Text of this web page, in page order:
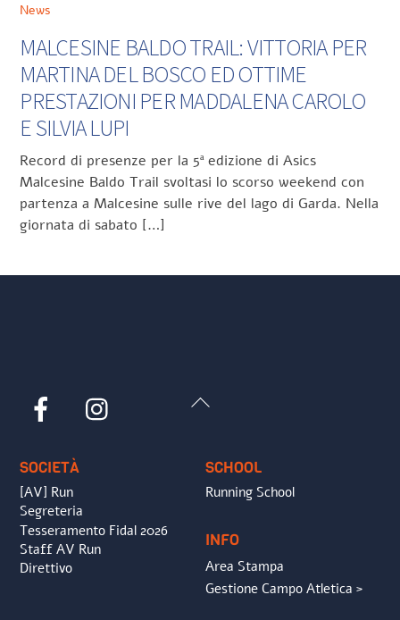
News
MALCESINE BALDO TRAIL: VITTORIA PER
MARTINA DEL BOSCO ED OTTIME
PRESTAZIONI PER MADDALENA CAROLO
E SILVIA LUPI
Record di presenze per la 5ª edizione di Asics
Malcesine Baldo Trail svoltasi lo scorso weekend con
partenza a Malcesine sulle rive del lago di Garda. Nella
giornata di sabato […]
Back
Facebook
SOCIETÀ
[AV] Run
Segreteria
Tesseramento Fidal 2026
Staff AV Run
Direttivo
SCHOOL
Running School
INFO
Area Stampa
Gestione Campo Atletica >